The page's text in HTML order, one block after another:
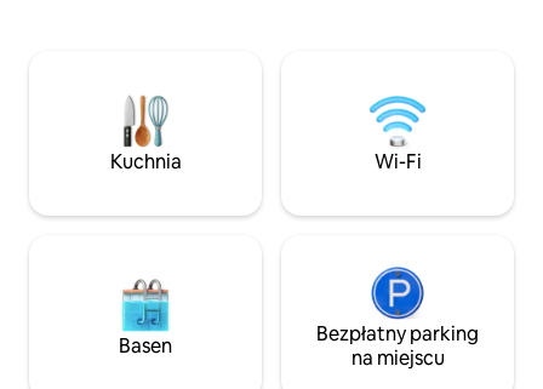
główny + łazienka dla gości na parterze.
Zabytkowe perskie drzwi i marokańskie
oświetlenie na piętrze. Na 2. piętrze
znajdują się 2 duże sypialnie z łóżkami
(4 łóżka pojedyncze) oraz łazienka
30 minut, a
jazdy, oferuje
sklepy, życie
artystyczną i
Kuchnia Wi-Fi
Basen
Bezpłatny parking
na miejscu